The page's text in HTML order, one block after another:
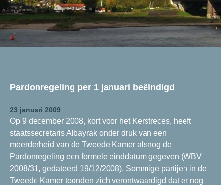
Pardonregeling per 1 januari beëindigd
23 januari 2009
Op 9 december 2008, kort voor het Kerstreces, heeft
staatssecretaris Albayrak onder druk van een
meerderheid van de Tweede Kamer alsnog de
Pardonregeling een formele einddatum gegeven (WBV
2008/31, gedateerd 19/12/2008). Sommige partijen in de
Tweede Kamer toonden zich verontwaardigd dat er nog